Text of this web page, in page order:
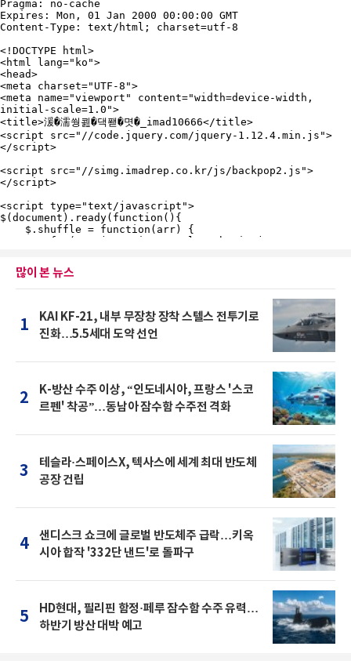
많이 본 뉴스
1
KAI KF-21, 내부 무장창 장착 스텔스 전투기로
진화…5.5세대 도약 선언
2
K-방산 수주 이상, “인도네시아, 프랑스 '스코
르펜' 착공”…동남아 잠수함 수주전 격화
3
테슬라·스페이스X, 텍사스에 세계 최대 반도체
공장 건립
4
샌디스크 쇼크에 글로벌 반도체주 급락…키옥
시아 합작 '332단 낸드'로 돌파구
5
HD현대, 필리핀 함정·페루 잠수함 수주 유력…
하반기 방산 대박 예고